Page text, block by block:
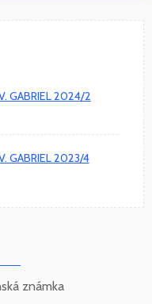
GABRIEL 2024/2
GABRIEL 2023/4
známka